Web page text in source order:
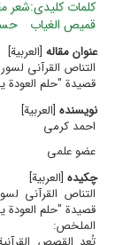
کلمات کلیدی:شعر
قمیص الغیاب
عنوان مقاله [العربیة]
التناص القرآنی
قصیدة "حلم
نویسنده [العربیة]
احمد کرمی
عضو علمی
چکیده [العربیة]
التناص القرآنی
قصیدة "حلم
الملخص: